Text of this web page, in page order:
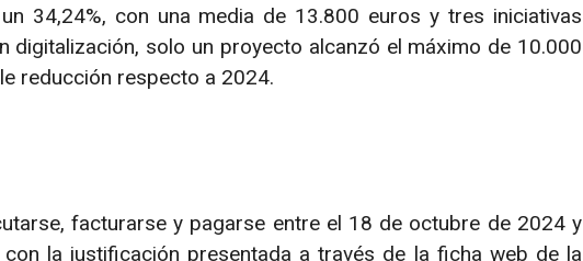
34,24%, con una media de 13.800 euros y tres iniciativas
digitalización, solo un proyecto alcanzó el máximo de 10.000
reducción respecto a 2024.
facturarse y pagarse entre el 18 de octubre de 2024 y
la justificación presentada a través de la ficha web de la